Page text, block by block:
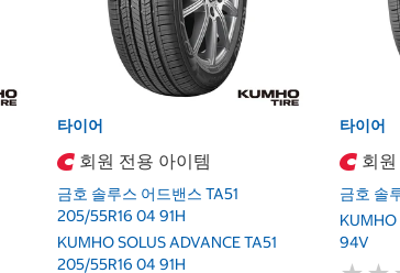
타이어
회원 전용 아이템
금호 솔루스 어드밴스 TA51
205/55R16 04 91H
KUMHO SOLUS ADVANCE TA51
205/55R16 04 91H
타이어
회
금호 솔
KUMHO
94V